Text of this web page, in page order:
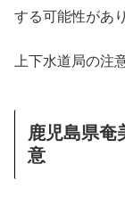
する可能性があ
上下水道局の注
鹿児島県奄
意